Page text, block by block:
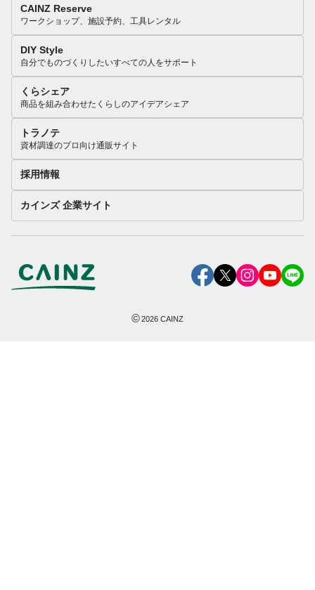
CAINZ Reserve
ワークショップ、施設予約、工具レンタル
DIY Style
自分でものづくりしたいすべての人をサポート
くらシェア
商品を組み合わせたくらしのアイデアシェア
トラノテ
資材調達のプロ向け通販サイト
採用情報
カインズ 企業サイト
©2026 CAINZ